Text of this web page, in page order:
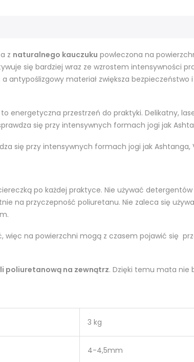
z naturalnego kauczuku powleczona na
się bardziej wraz ze wzrostem intensywności
antypoślizgowy materiał zwiększa
to energetyczna przestrzeń do praktyki. Delikatny,
się przy intensywnych formach jogi jak
się przy intensywnych formach jogi jak
po każdej praktyce. Nie używać
na przyczepność poliuretanu. Nie zaleca się
więc na powierzchni mogą z czasem pojawić się
poliuretanową na zewnątrz. Dzięki temu mata nie
3 kg
4-4,5mm